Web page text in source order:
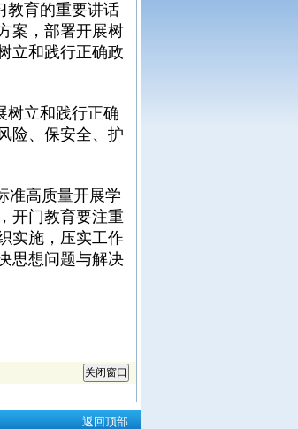
育的重要讲话
案，部署开展树
立和践行正确政
立和践行正确
险、保安全、护
准高质量开展学
开门教育要注重
实施，压实工作
思想问题与解决
返回顶部